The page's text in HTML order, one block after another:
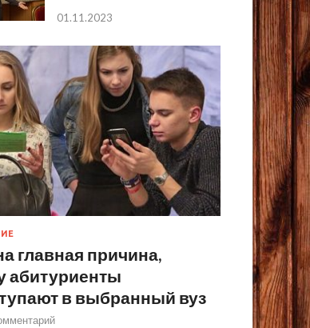
01.11.2023
главная причина,
абитуриенты
в выбранный вуз